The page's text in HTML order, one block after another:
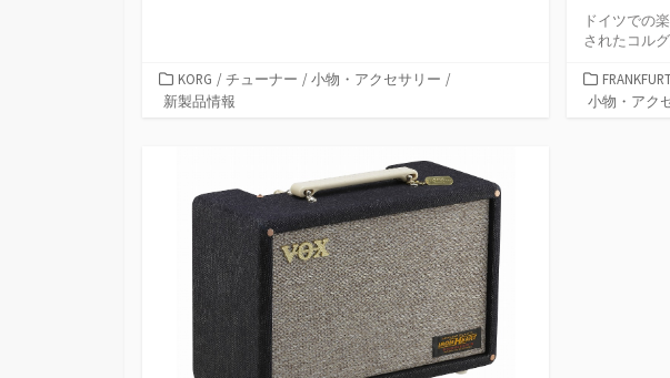
カ
テ
KORG / チューナー / 小物・アクセサリー /
新製品情報
ドイツでの
されたコル
カ
テ
小物・アク